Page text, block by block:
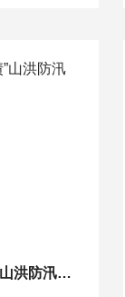
OSEN-QX“万亿国债”山洪防汛水文气象综合监测站